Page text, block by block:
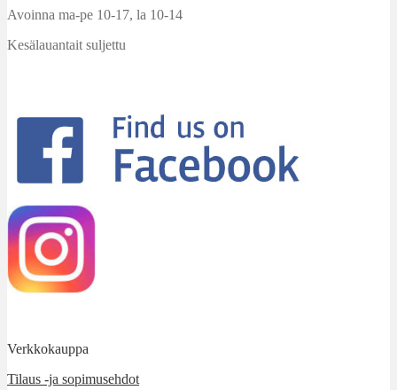
Avoinna ma-pe 10-17, la 10-14
Kesälauantait suljettu
Verkkokauppa
Tilaus -ja sopimusehdot